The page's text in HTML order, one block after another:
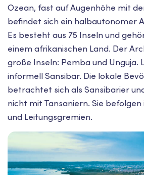
Ozean, fast auf Augenhöhe mit
befindet sich ein halbautonomer
Es besteht aus 75 Inseln und
einem afrikanischen Land. Der
große Inseln: Pemba und Unguja.
informell Sansibar. Die lokale
betrachtet sich als Sansibarier
nicht mit Tansaniern. Sie
und Leitungsgremien.